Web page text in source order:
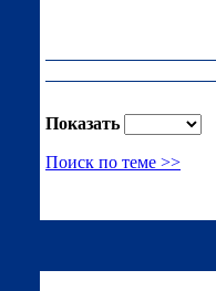
Показать
Поиск по теме >>